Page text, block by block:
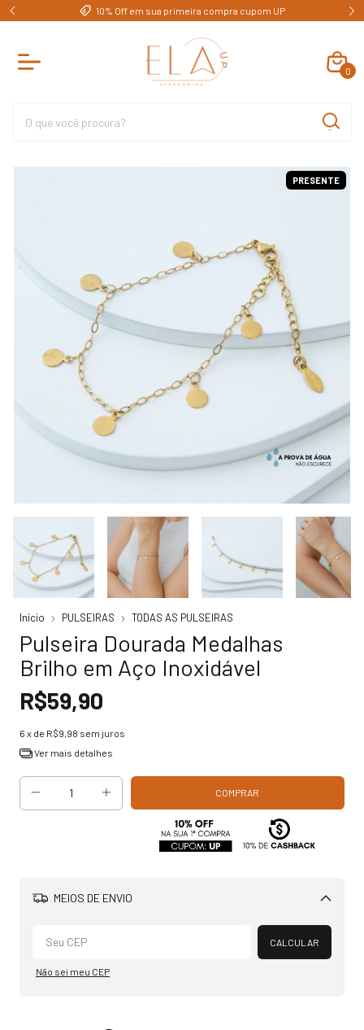
10% Off em sua primeira compra cupom UP
0
PRESENTE
Início PULSEIRAS TODAS AS PULSEIRAS
Pulseira Dourada Medalhas
Brilho em Aço Inoxidável
R$59,90
6 x de R$9,98 sem juros
Ver mais detalhes
MEIOS DE ENVIO
Alterar CEP
CALCULAR
Não sei meu CEP